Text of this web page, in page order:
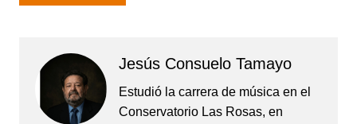
Jesús Consuelo Tamayo
Estudió la carrera de música en el
Conservatorio Las Rosas, en